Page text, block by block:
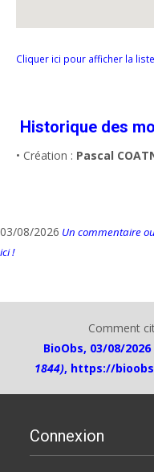
Cliquer ici pour afficher la
Historique des
• Création : Pascal
03/08/2026 Un commentaire
ici !
Comment
BioObs, 03/08/2026
1844), https://
Connexion